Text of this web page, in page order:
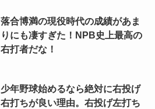
落合博満の現役時代の成績があま
りにも凄すぎた！NPB史上最高の
右打者だな！
少年野球始めるなら絶対に右投げ
右打ちが良い理由。右投げ左打ち